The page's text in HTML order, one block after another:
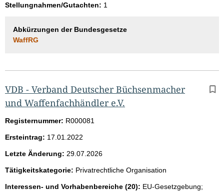
Stellungnahmen/Gutachten: 1
Abkürzungen der Bundesgesetze
WaffRG
VDB - Verband Deutscher Büchsenmacher
und Waffenfachhändler e.V.
Registernummer: R000081
Ersteintrag: 17.01.2022
Letzte Änderung: 29.07.2026
Tätigkeitskategorie: Privatrechtliche Organisation
Interessen- und Vorhabenbereiche (20): EU-Gesetzgebung;